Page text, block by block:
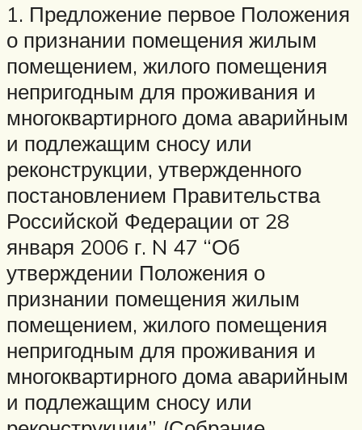
1. Предложение первое Положения
о признании помещения жилым
помещением, жилого помещения
непригодным для проживания и
многоквартирного дома аварийным
и подлежащим сносу или
реконструкции, утвержденного
постановлением Правительства
Российской Федерации от 28
января 2006 г. N 47 “Об
утверждении Положения о
признании помещения жилым
помещением, жилого помещения
непригодным для проживания и
многоквартирного дома аварийным
и подлежащим сносу или